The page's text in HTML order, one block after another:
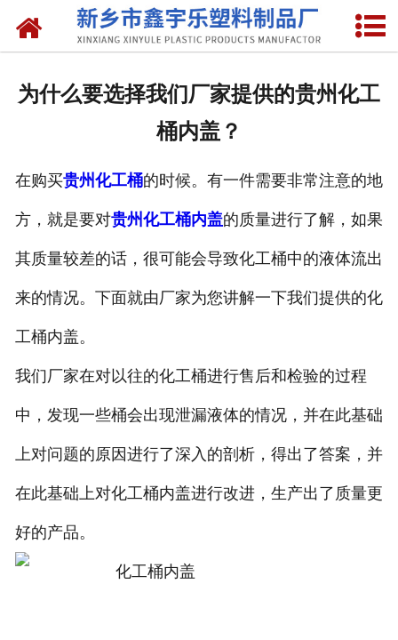
网站首页
联系我们
为什么要选择我们厂家提供的贵州化工
桶内盖？
在购买贵州化工桶的时候。有一件需要非常注意的地
方，就是要对贵州化工桶内盖的质量进行了解，如果
其质量较差的话，很可能会导致化工桶中的液体流出
来的情况。下面就由厂家为您讲解一下我们提供的化
工桶内盖。
我们厂家在对以往的化工桶进行售后和检验的过程
中，发现一些桶会出现泄漏液体的情况，并在此基础
上对问题的原因进行了深入的剖析，得出了答案，并
在此基础上对化工桶内盖进行改进，生产出了质量更
好的产品。